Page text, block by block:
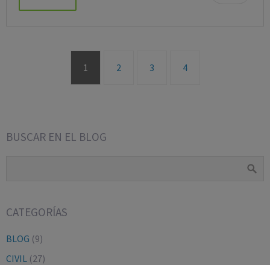
1 2 3 4
BUSCAR EN EL BLOG
CATEGORÍAS
BLOG (9)
CIVIL (27)